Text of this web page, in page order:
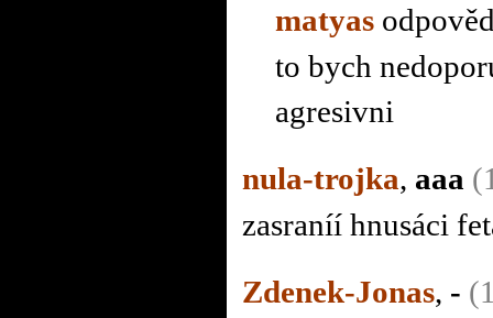
matyas
to bych
agresivni
nula-trojka, aaa
zasraníí hnusáci
Zdenek-Jonas, -